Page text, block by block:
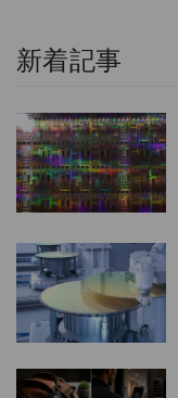
新着記事